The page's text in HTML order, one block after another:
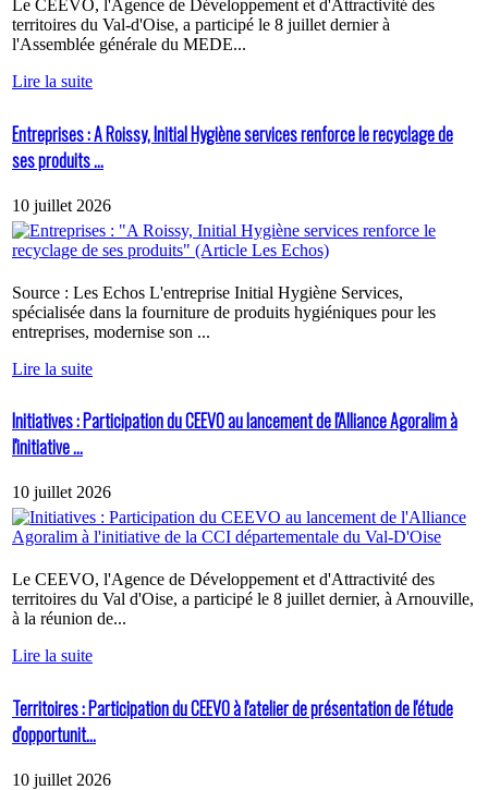
Le CEEVO, l'Agence de Développement et d'Attractivité des
territoires du Val-d'Oise, a participé le 8 juillet dernier à
l'Assemblée générale du MEDE...
Lire la suite
Entreprises : A Roissy, Initial Hygiène services renforce le recyclage de
ses produits ...
10 juillet 2026
Source : Les Echos L'entreprise Initial Hygiène Services,
spécialisée dans la fourniture de produits hygiéniques pour les
entreprises, modernise son ...
Lire la suite
Initiatives : Participation du CEEVO au lancement de l'Alliance Agoralim à
l'initiative ...
10 juillet 2026
Le CEEVO, l'Agence de Développement et d'Attractivité des
territoires du Val d'Oise, a participé le 8 juillet dernier, à Arnouville,
à la réunion de...
Lire la suite
Territoires : Participation du CEEVO à l'atelier de présentation de l'étude
d'opportunit...
10 juillet 2026